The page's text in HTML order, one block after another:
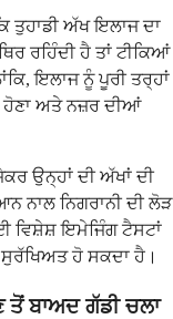
ਤੁਹਾਡੀ ਅੱਖ ਇਲਾਜ ਦਾ
ਰਹਿੰਦੀ ਹੈ ਤਾਂ ਟੀਕਿਆਂ
ਇਲਾਜ ਨੂੰ ਪੂਰੀ ਤਰ੍ਹਾਂ
ਹੋਣਾ ਅਤੇ ਨਜ਼ਰ ਦੀਆਂ
ਉਨ੍ਹਾਂ ਦੀ ਅੱਖਾਂ ਦੀ
ਨਾਲ ਨਿਗਰਾਨੀ ਦੀ ਲੋੜ
ਵਿਸ਼ੇਸ਼ ਇਮੇਜਿੰਗ ਟੈਸਟਾਂ
ਹੋ ਸਕਦਾ ਹੈ।
ਬਾਅਦ ਗੱਡੀ ਚਲਾ